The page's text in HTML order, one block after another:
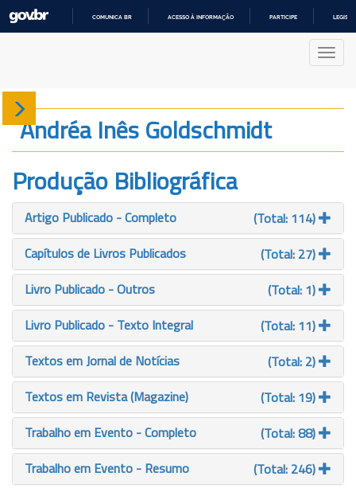
COMUNICA BR ACESSO À INFORMAÇÃO PARTICIPE
Sobre
Produção
Projetos
Gráficos
Andréa Inês Goldschmidt
Produção Bibliográfica
Artigo Publicado - Completo
(Total: 114)
Capítulos de Livros Publicados
(Total: 27)
Livro Publicado - Outros
(Total: 1)
Livro Publicado - Texto Integral
(Total: 11)
Textos em Jornal de Notícias
(Total: 2)
Textos em Revista (Magazine)
(Total: 19)
Trabalho em Evento - Completo
(Total: 88)
Trabalho em Evento - Resumo
(Total: 246)